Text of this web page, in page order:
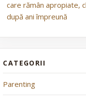
care rămân apropiate,
după ani împreună
Parenting